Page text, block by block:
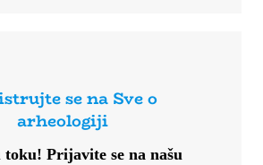
se na Sve o
arheologiji
toku!Prijavite se na našu